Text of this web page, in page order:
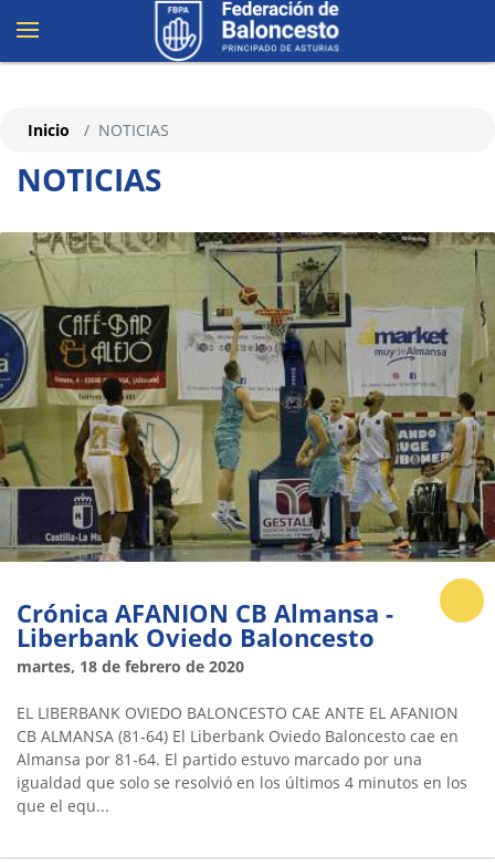
NOTICIAS
Inicio NOTICIAS
Crónica AFANION CB Almansa -
Liberbank Oviedo Baloncesto
martes, 18 de febrero de 2020
EL LIBERBANK OVIEDO BALONCESTO CAE ANTE EL AFANION
CB ALMANSA (81-64) El Liberbank Oviedo Baloncesto cae en
Almansa por 81-64. El partido estuvo marcado por una
igualdad que solo se resolvió en los últimos 4 minutos en los
que el equ...